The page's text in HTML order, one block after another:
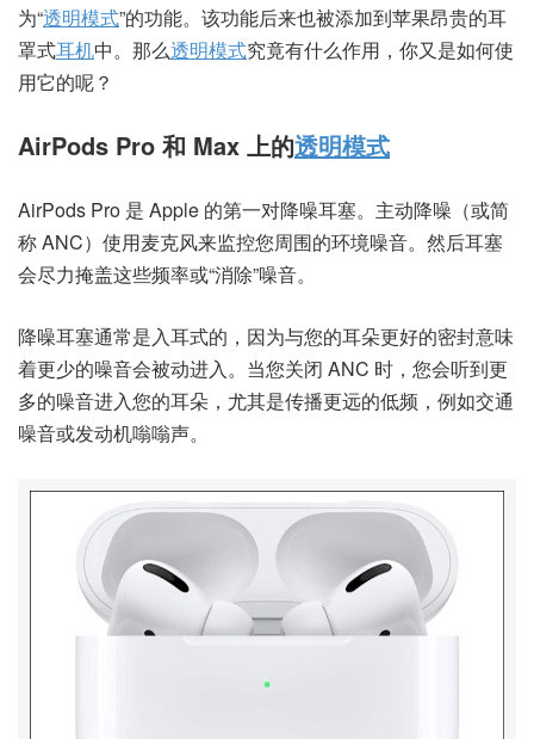
为“透明模式”的功能。该功能后来也被添加到苹果昂贵的耳
罩式耳机中。那么透明模式究竟有什么作用，你又是如何使
用它的呢？
AirPods Pro 和 Max 上的透明模式
AirPods Pro 是 Apple 的第一对降噪耳塞。主动降噪（或简
称 ANC）使用麦克风来监控您周围的环境噪音。然后耳塞
会尽力掩盖这些频率或“消除”噪音。
降噪耳塞通常是入耳式的，因为与您的耳朵更好的密封意味
着更少的噪音会被动进入。当您关闭 ANC 时，您会听到更
多的噪音进入您的耳朵，尤其是传播更远的低频，例如交通
噪音或发动机嗡嗡声。